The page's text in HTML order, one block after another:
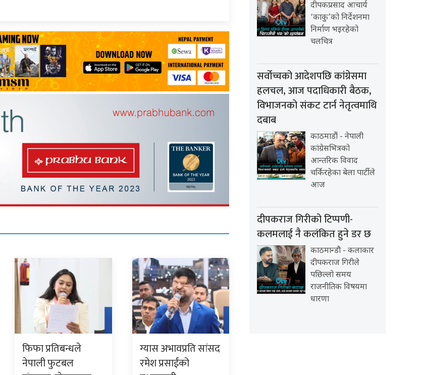
फिफा प्रतिबन्धले
नेपाली फुटबल
ग्यास अभावप्रति सांसद
रमेश प्रसाईंको
दीपकप्रसाद आचार्य
‘काकु’को निर्देशनमा
निर्माण भइरहेको
चलचित्र
सर्वोच्चको आदेशपछि कांग्रेसमा
हलचल, आज पदाधिकारी बैठक,
विभाजनको संकट टार्न नेतृत्वमाथि
दबाब
काठमाडौं - नेपाली
कांग्रेसभित्रको
आन्तरिक विवाद
चर्किरहेका बेला पार्टीले
आज
दीपकराज गिरीको टिप्पणी-
कलमलाई नै कलंकित हुने डर छ
काठमान्डौ - कलाकार
दीपकराज गिरीले
पछिल्लो समय
राजनीतिक विषयमा
धारणा